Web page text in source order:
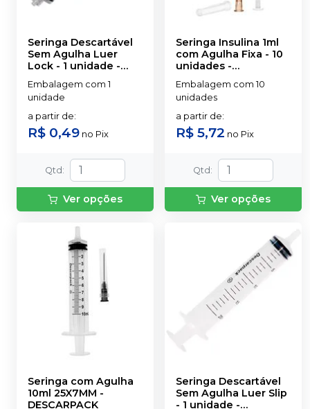
Seringa Descartável
Sem Agulha Luer
Lock - 1 unidade -
DESCARPACK
Embalagem com 1
unidade
a partir de:
R$ 0,49 no Pix
Qtd :
Ver opções
Seringa Insulina 1ml
com Agulha Fixa - 10
unidades -
DESCARPACK
Embalagem com 10
unidades
a partir de:
R$ 5,72 no Pix
Qtd :
Ver opções
Seringa com Agulha
10ml 25X7MM -
DESCARPACK
Seringa Descartável
Sem Agulha Luer Slip
- 1 unidade -